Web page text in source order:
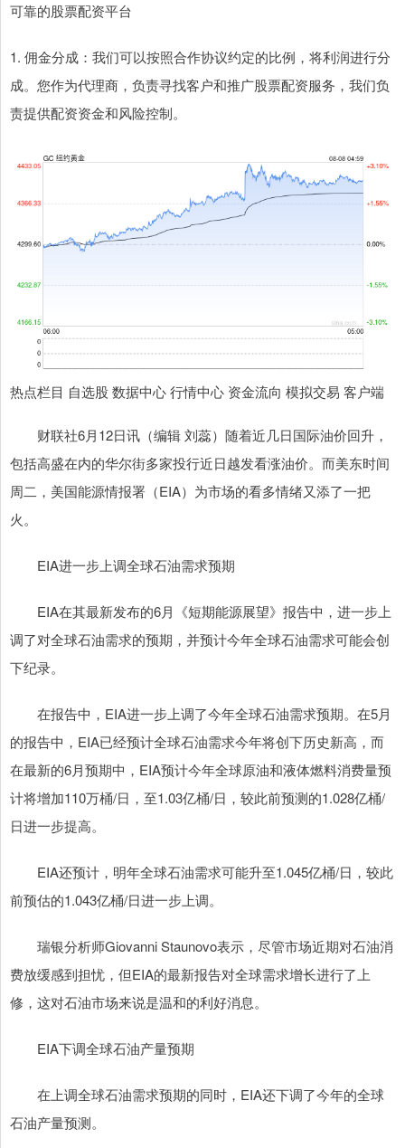
可靠的股票配资平台
1. 佣金分成：我们可以按照合作协议约定的比例，将利润进行分
成。您作为代理商，负责寻找客户和推广股票配资服务，我们负
责提供配资资金和风险控制。
热点栏目 自选股 数据中心 行情中心 资金流向 模拟交易 客户端
财联社6月12日讯（编辑 刘蕊）随着近几日国际油价回升，
包括高盛在内的华尔街多家投行近日越发看涨油价。而美东时间
周二，美国能源情报署（EIA）为市场的看多情绪又添了一把
火。
EIA进一步上调全球石油需求预期
EIA在其最新发布的6月《短期能源展望》报告中，进一步上
调了对全球石油需求的预期，并预计今年全球石油需求可能会创
下纪录。
在报告中，EIA进一步上调了今年全球石油需求预期。在5月
的报告中，EIA已经预计全球石油需求今年将创下历史新高，而
在最新的6月预期中，EIA预计今年全球原油和液体燃料消费量预
计将增加110万桶/日，至1.03亿桶/日，较此前预测的1.028亿桶/
日进一步提高。
EIA还预计，明年全球石油需求可能升至1.045亿桶/日，较此
前预估的1.043亿桶/日进一步上调。
瑞银分析师Giovanni Staunovo表示，尽管市场近期对石油消
费放缓感到担忧，但EIA的最新报告对全球需求增长进行了上
修，这对石油市场来说是温和的利好消息。
EIA下调全球石油产量预期
在上调全球石油需求预期的同时，EIA还下调了今年的全球
石油产量预测。